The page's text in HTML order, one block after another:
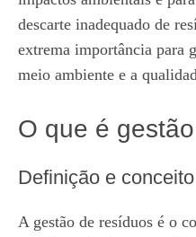
descarte inadequado de
extrema importância para
meio ambiente e a
O que é
Definição e conceito
A gestão de resíduos é o